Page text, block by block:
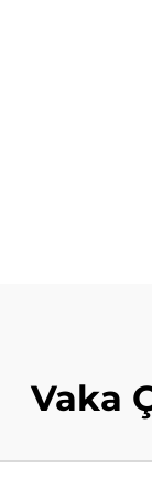
Vaka